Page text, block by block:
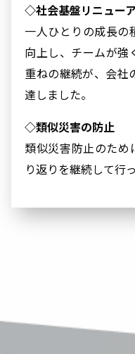
◇社会基盤リニュー
一人ひとりの成長の
向上し、チームが強
重ねの継続が、会社
達しました。
◇類似災害の防止
類似災害防止のた
り返りを継続して行